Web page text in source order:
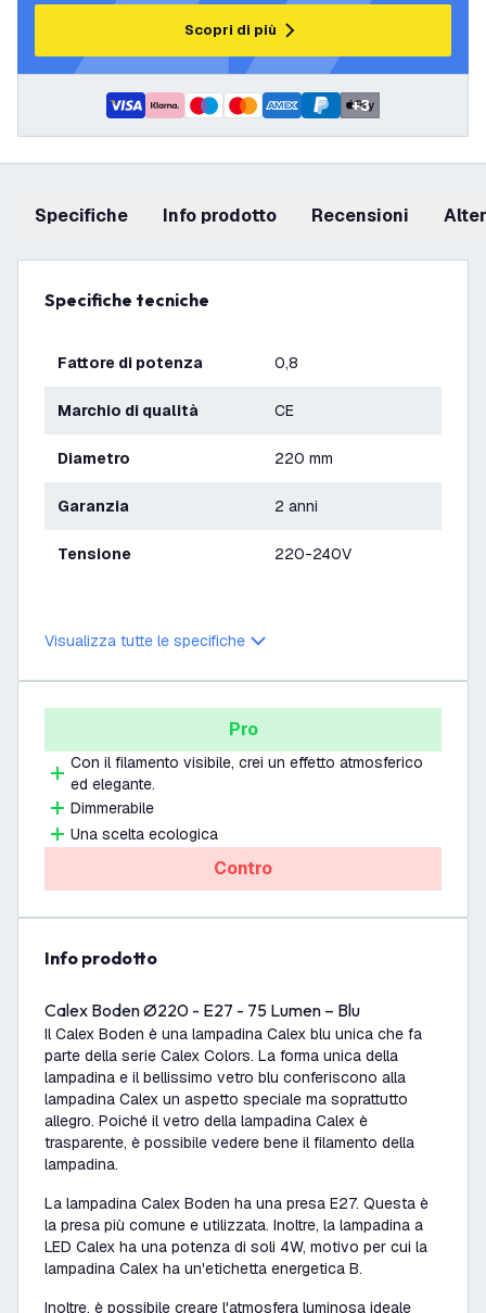
Scopri di più
+3
Specifiche info prodotto recensioni
Specifiche tecniche
Fattore di potenza 0,8
Marchio di qualità CE
Diametro 220 mm
Garanzia 2 anni
Tensione 220-240V
Visualizza tutte le specifiche
Pro
Con il filamento visibile, crei un effetto atmosferico
ed elegante.
Dimmerabile
Una scelta ecologica
Contro
info prodotto
Calex Boden Ø220 - E27 - 75 Lumen – Blu
Il Calex Boden è una lampadina Calex blu unica che fa
parte della serie Calex Colors. La forma unica della
lampadina e il bellissimo vetro blu conferiscono alla
lampadina Calex un aspetto speciale ma soprattutto
allegro. Poiché il vetro della lampadina Calex è
trasparente, è possibile vedere bene il filamento della
lampadina.
La lampadina Calex Boden ha una presa E27. Questa è
la presa più comune e utilizzata. Inoltre, la lampadina a
LED Calex ha una potenza di soli 4W, motivo per cui la
lampadina Calex ha un'etichetta energetica B.
Inoltre, è possibile creare l'atmosfera luminosa ideale